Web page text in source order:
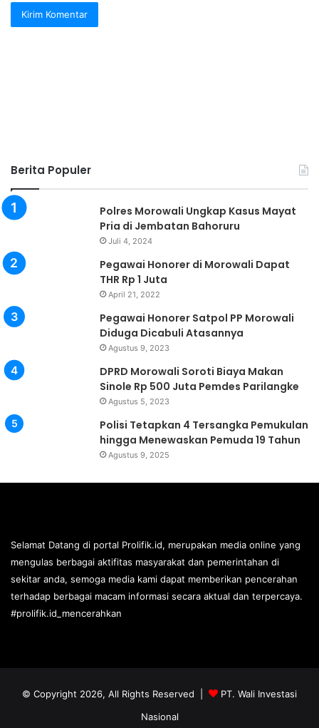
Berita Populer
Polres Morowali Ungkap Kasus Mayat
Pria di Jembatan Bahoruru
Juli 4, 2024
Pegawai Honorer di Morowali Dapat
THR Rp 1 Juta
April 21, 2022
Pegawai Honorer Satpol PP Morowali
Diduga Dicabuli Atasannya
Agustus 9, 2023
DPRD Morowali Soroti Biaya Makan
Sinole Rp 500 Juta Pemdes Parilangke
Agustus 5, 2023
Polisi Tetapkan 4 Tersangka Pemukulan
hingga Menewaskan Pemuda 19 Tahun
Agustus 9, 2025
Selamat Datang di portal Prolifik.id, merupakan media online yang
mengulas berbagai aktifitas masyarakat dan pemerintahan di
sekitar anda, semoga media kami dapat memberikan pencerahan
terhadap berbagai macam informasi secara aktual dan terpercaya.
#prolifik.id_mencerahkan
© Copyright 2026, All Rights Reserved |
PT. Wali Investasi
Nasional